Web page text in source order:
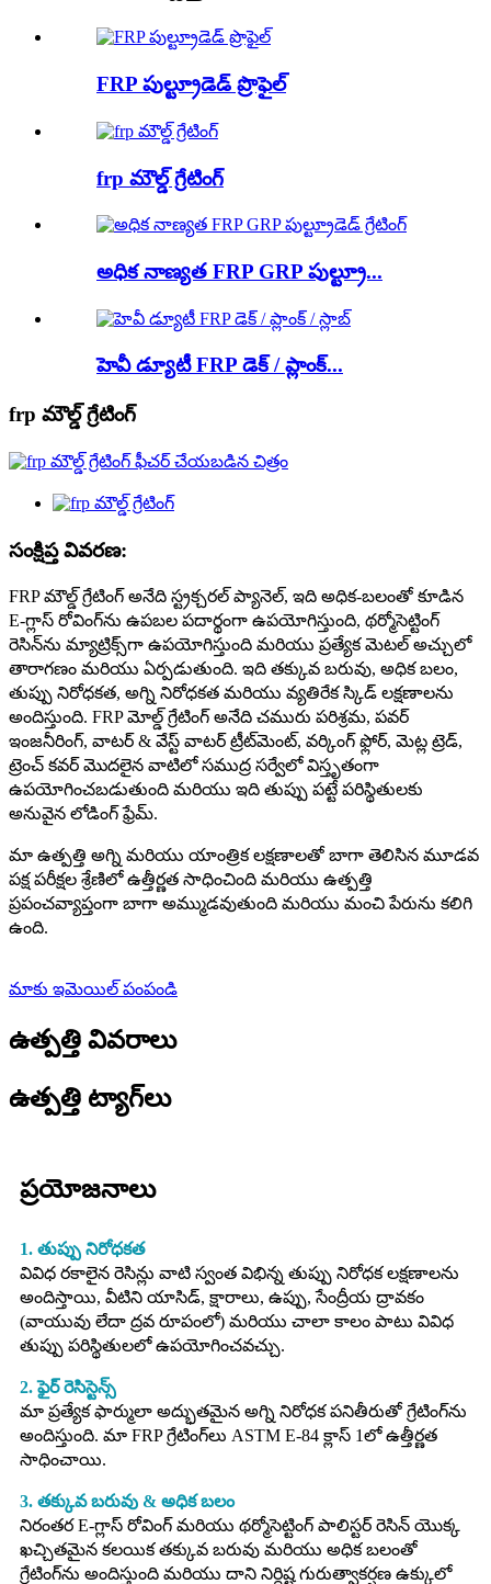
FRP పుల్ట్రూడెడ్ ప్రొఫైల్
frp మౌల్డ్ గ్రేటింగ్
అధిక నాణ్యత FRP GRP పుల్ట్రూ...
హెవీ డ్యూటీ FRP డెక్ / ప్లాంక్...
frp మౌల్డ్ గ్రేటింగ్
సంక్షిప్త వివరణ:
FRP మౌల్డ్ గ్రేటింగ్ అనేది స్ట్రక్చరల్ ప్యానెల్, ఇది అధిక-బలంతో కూడిన
E-గ్లాస్ రోవింగ్‌ను ఉపబల పదార్థంగా ఉపయోగిస్తుంది, థర్మోసెట్టింగ్
రెసిన్‌ను మ్యాట్రిక్స్‌గా ఉపయోగిస్తుంది మరియు ప్రత్యేక మెటల్ అచ్చులో
తారాగణం మరియు ఏర్పడుతుంది. ఇది తక్కువ బరువు, అధిక బలం,
తుప్పు నిరోధకత, అగ్ని నిరోధకత మరియు వ్యతిరేక స్కిడ్ లక్షణాలను
అందిస్తుంది. FRP మోల్డ్ గ్రేటింగ్ అనేది చమురు పరిశ్రమ, పవర్
ఇంజనీరింగ్, వాటర్ & వేస్ట్ వాటర్ ట్రీట్‌మెంట్, వర్కింగ్ ఫ్లోర్, మెట్ల ట్రెడ్,
ట్రెంచ్ కవర్ మొదలైన వాటిలో సముద్ర సర్వేలో విస్తృతంగా
ఉపయోగించబడుతుంది మరియు ఇది తుప్పు పట్టే పరిస్థితులకు
అనువైన లోడింగ్ ఫ్రేమ్.
మా ఉత్పత్తి అగ్ని మరియు యాంత్రిక లక్షణాలతో బాగా తెలిసిన మూడవ
పక్ష పరీక్షల శ్రేణిలో ఉత్తీర్ణత సాధించింది మరియు ఉత్పత్తి
ప్రపంచవ్యాప్తంగా బాగా అమ్ముడవుతుంది మరియు మంచి పేరును కలిగి
ఉంది.
మాకు ఇమెయిల్ పంపండి
ఉత్పత్తి వివరాలు
ఉత్పత్తి ట్యాగ్‌లు
ప్రయోజనాలు
1. తుప్పు నిరోధకత
వివిధ రకాలైన రెసిన్లు వాటి స్వంత విభిన్న తుప్పు నిరోధక లక్షణాలను
అందిస్తాయి, వీటిని యాసిడ్, క్షారాలు, ఉప్పు, సేంద్రీయ ద్రావకం
(వాయువు లేదా ద్రవ రూపంలో) మరియు చాలా కాలం పాటు వివిధ
తుప్పు పరిస్థితులలో ఉపయోగించవచ్చు.
2. ఫైర్ రెసిస్టెన్స్
మా ప్రత్యేక ఫార్ములా అద్భుతమైన అగ్ని నిరోధక పనితీరుతో గ్రేటింగ్‌ను
అందిస్తుంది. మా FRP గ్రేటింగ్‌లు ASTM E-84 క్లాస్ 1లో ఉత్తీర్ణత
సాధించాయి.
3. తక్కువ బరువు & అధిక బలం
నిరంతర E-గ్లాస్ రోవింగ్ మరియు థర్మోసెట్టింగ్ పాలిస్టర్ రెసిన్ యొక్క
ఖచ్చితమైన కలయిక తక్కువ బరువు మరియు అధిక బలంతో
గ్రేటింగ్‌ను అందిస్తుంది మరియు దాని నిర్దిష్ట గురుత్వాకర్షణ ఉక్కులో